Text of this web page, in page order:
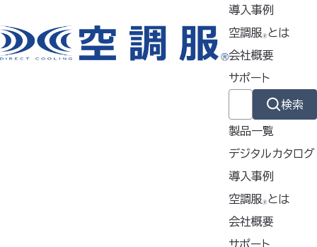
導入事例
空調服🄬 とは
会社概要
サポート
検索
製品一覧
デジタルカタログ
導入事例
導入事例
共同開発
工場シミュレーシ
空調服🄬 とは
空調服 ®とは
開発秘話
会社概要
企業理念
サポート
寸
120mm
ポリプロピ